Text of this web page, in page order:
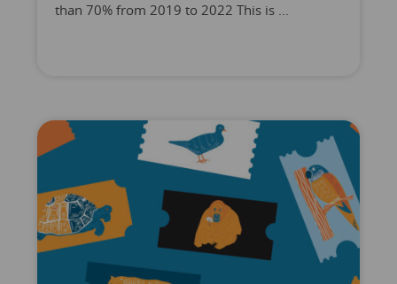
than 70% from 2019 to 2022 This is ...